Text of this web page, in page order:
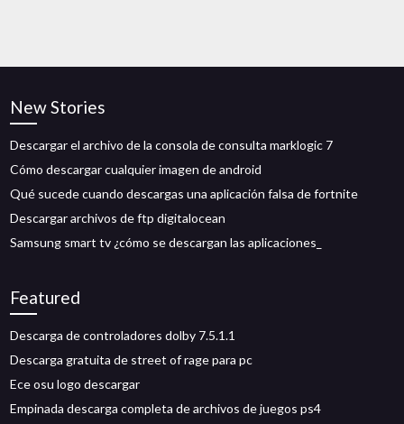
New Stories
Descargar el archivo de la consola de consulta marklogic 7
Cómo descargar cualquier imagen de android
Qué sucede cuando descargas una aplicación falsa de fortnite
Descargar archivos de ftp digitalocean
Samsung smart tv ¿cómo se descargan las aplicaciones_
Featured
Descarga de controladores dolby 7.5.1.1
Descarga gratuita de street of rage para pc
Ece osu logo descargar
Empinada descarga completa de archivos de juegos ps4